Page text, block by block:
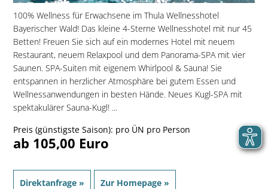
100% Wellness für Erwachsene im Thula Wellnesshotel
Bayerischer Wald! Das kleine 4-Sterne Wellnesshotel mit nur 45
Betten! Freuen Sie sich auf ein modernes Hotel mit neuem
Restaurant, neuem Relaxpool und dem Panorama-SPA mit vier
Saunen. SPA-Suiten mit eigenem Whirlpool & Sauna! Sie
entspannen in herzlicher Atmosphäre bei gutem Essen und
Wellnessanwendungen in besten Hände. Neues Kugl-SPA mit
spektakulärer Sauna-Kugl! ...
Preis (günstigste Saison): pro ÜN pro Person
ab 105,00 Euro
Direktanfrage » Zur Homepage »